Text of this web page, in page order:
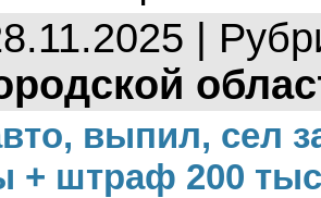
|
выпил, сел
+ штраф 200